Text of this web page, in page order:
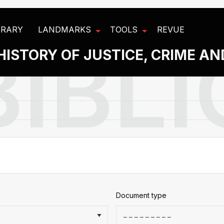
LANDMARKS TOOLS REVUE
OF JUSTICE, CRIME
Document type